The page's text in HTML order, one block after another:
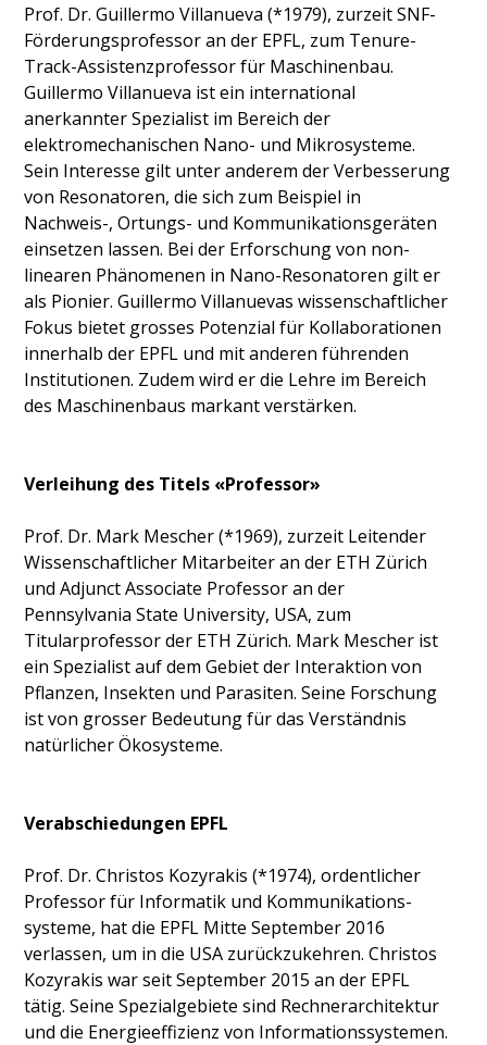
Prof. Dr. Guillermo Villanueva (*1979), zurzeit SNF-
Förderungsprofessor an der EPFL, zum Tenure-
Track-Assistenzprofessor für Maschinenbau.
Guillermo Villanueva ist ein international
anerkannter Spezialist im Bereich der
elektromechanischen Nano- und Mikrosysteme.
Sein Interesse gilt unter anderem der Verbesserung
von Resonatoren, die sich zum Beispiel in
Nachweis-, Ortungs- und Kommunikationsgeräten
einsetzen lassen. Bei der Erforschung von non-
linearen Phänomenen in Nano-Resonatoren gilt er
als Pionier. Guillermo Villanuevas wissenschaftlicher
Fokus bietet grosses Potenzial für Kollaborationen
innerhalb der EPFL und mit anderen führenden
Institutionen. Zudem wird er die Lehre im Bereich
des Maschinenbaus markant verstärken.
Verleihung des Titels «Professor»
Prof. Dr. Mark Mescher (*1969), zurzeit Leitender
Wissenschaftlicher Mitarbeiter an der ETH Zürich
und Adjunct Associate Professor an der
Pennsylvania State University, USA, zum
Titularprofessor der ETH Zürich. Mark Mescher ist
ein Spezialist auf dem Gebiet der Interaktion von
Pflanzen, Insekten und Parasiten. Seine Forschung
ist von grosser Bedeutung für das Verständnis
natürlicher Ökosysteme.
Verabschiedungen EPFL
Prof. Dr. Christos Kozyrakis (*1974), ordentlicher
Professor für Informatik und Kommunikations­
systeme, hat die EPFL Mitte September 2016
verlassen, um in die USA zurückzukehren. Christos
Kozyrakis war seit September 2015 an der EPFL
tätig. Seine Spezialgebiete sind Rechnerarchitektur
und die Energieeffizienz von Informationssystemen.